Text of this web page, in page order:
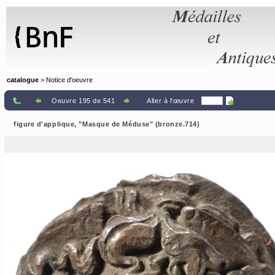
catalogue > Notice d'oeuvre
Oeuvre 195 de 541 Aller à l'œuvre
figure d'applique, "Masque de Méduse" (bronze.714)